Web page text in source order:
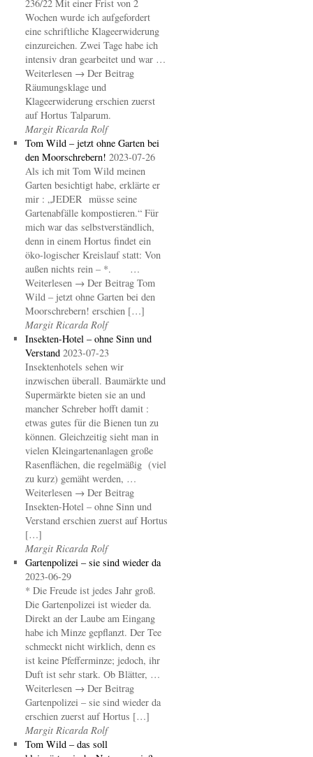
236/22 Mit einer Frist von 2
Wochen wurde ich aufgefordert
eine schriftliche Klageerwiderung
einzureichen. Zwei Tage habe ich
intensiv dran gearbeitet und war …
Weiterlesen → Der Beitrag
Räumungsklage und
Klageerwiderung erschien zuerst
auf Hortus Talparum.
Margit Ricarda Rolf
Tom Wild – jetzt ohne Garten bei
den Moorschrebern! 2023-07-26
Als ich mit Tom Wild meinen
Garten besichtigt habe, erklärte er
mir : „JEDER müsse seine
Gartenabfälle kompostieren.“ Für
mich war das selbstverständlich,
denn in einem Hortus findet ein
öko-logischer Kreislauf statt: Von
außen nichts rein – *. …
Weiterlesen → Der Beitrag Tom
Wild – jetzt ohne Garten bei den
Moorschrebern! erschien […]
Margit Ricarda Rolf
Insekten-Hotel – ohne Sinn und
Verstand 2023-07-23
Insektenhotels sehen wir
inzwischen überall. Baumärkte und
Supermärkte bieten sie an und
mancher Schreber hofft damit :
etwas gutes für die Bienen tun zu
können. Gleichzeitig sieht man in
vielen Kleingartenanlagen große
Rasenflächen, die regelmäßig (viel
zu kurz) gemäht werden, …
Weiterlesen → Der Beitrag
Insekten-Hotel – ohne Sinn und
Verstand erschien zuerst auf Hortus
[…]
Margit Ricarda Rolf
Gartenpolizei – sie sind wieder da
2023-06-29
* Die Freude ist jedes Jahr groß.
Die Gartenpolizei ist wieder da.
Direkt an der Laube am Eingang
habe ich Minze gepflanzt. Der Tee
schmeckt nicht wirklich, denn es
ist keine Pfefferminze; jedoch, ihr
Duft ist sehr stark. Ob Blätter, …
Weiterlesen → Der Beitrag
Gartenpolizei – sie sind wieder da
erschien zuerst auf Hortus […]
Margit Ricarda Rolf
Tom Wild – das soll